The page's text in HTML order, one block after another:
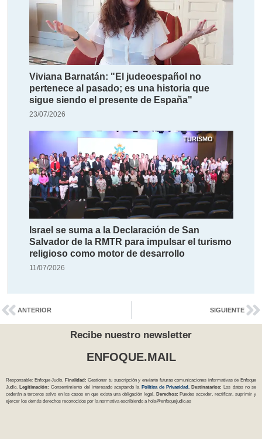
Viviana Barnatán: "El judeoespañol no
pertenece al pasado; es una historia que
sigue siendo el presente de España"
23/07/2026
TURISMO
Israel se suma a la Declaración de San
Salvador de la RMTR para impulsar el turismo
religioso como motor de desarrollo
11/07/2026
ANTERIOR SIGUIENTE
Recibe nuestro newsletter
ENFOQUE.MAIL
Responsable: Enfoque Judío. Finalidad: Gestionar tu suscripción y enviarte futuras comunicaciones informativas de Enfoque
Judío. Legitimación: Consentimiento del interesado aceptando la Política de Privacidad . Destinatarios: Los datos no se
cederán a terceros salvo en los casos en que exista una obligación legal. Derechos: Puedes acceder, rectificar, suprimir y
ejercer los demás derechos reconocidos por la normativa escribiendo a hola@enfoquejudio.es